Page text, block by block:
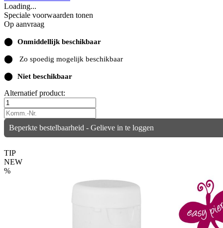
Loading...
Speciale voorwaarden tonen
Op aanvraag
⬤ Onmiddellijk beschikbaar
⬤ Zo spoedig mogelijk beschikbaar
⬤ Niet beschikbaar
Alternatief product:
Beperkte bestelbaarheid - Gelieve in te loggen
TIP
NEW
%